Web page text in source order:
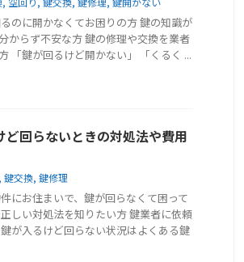
のに開かなくてお困りの方 鍵の知識が
からず不安な方 鍵の修理や交換を業者
「鍵が回るけど開かない」 「くるく ...
回らないときの対処法や費用
, 鍵交換, 鍵修理
にお住まいで、鍵が回らなくて困って
しい対処法を知りたい方 鍵業者に依頼
が入るけど回らない状況はよくある鍵